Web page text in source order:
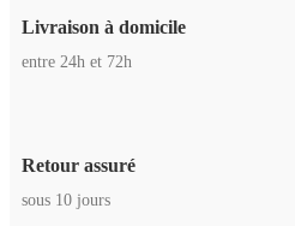
Livraison à domicile
entre 24h et 72h
Retour assuré
sous 10 jours